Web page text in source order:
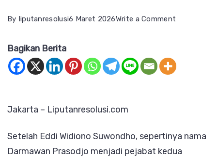
By liputanresolusi6 Maret 2026Write a Comment
Hancur
dan
Yusuf
Bagikan Berita
Jakarta – Liputanresolusi.com
Setelah Eddi Widiono Suwondho, sepertinya nama
Darmawan Prasodjo menjadi pejabat kedua